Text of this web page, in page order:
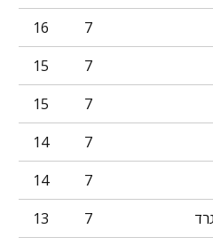
7
16
7
15
7
15
7
14
7
14
7
13